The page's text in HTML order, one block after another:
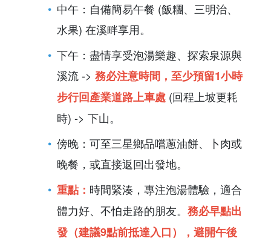
中午：自備簡易午餐 (飯糰、三明治、
水果) 在溪畔享用。
下午：盡情享受泡湯樂趣、探索泉源與
溪流 -> 務必注意時間，至少預留1小時
步行回產業道路上車處 (回程上坡更耗
時) -> 下山。
傍晚：可至三星鄉品嚐蔥油餅、卜肉或
晚餐，或直接返回出發地。
重點： 時間緊湊，專注泡湯體驗，適合
體力好、不怕走路的朋友。 務必早點出
發（建議9點前抵達入口），避開午後